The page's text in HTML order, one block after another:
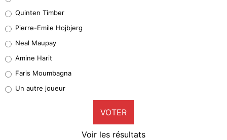
32%
5%
1%
9%
Quinten Timber
Pierre-Emile Hojbjerg
Neal Maupay
Amine Harit
Faris Moumbagna
Un autre joueur
VOTER
Voir les résultats